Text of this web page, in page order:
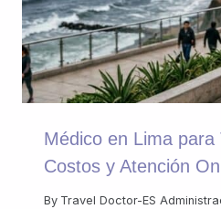
Médico en Lima
Costos y Atención
By Travel Doctor-ES